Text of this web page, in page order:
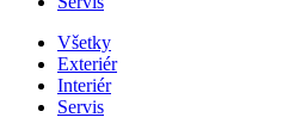
Všetky
Exteriér
Interiér
Servis